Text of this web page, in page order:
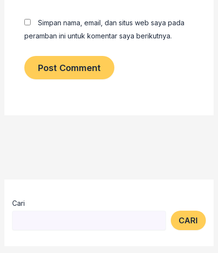
Simpan nama, email, dan situs web saya pada
peramban ini untuk komentar saya berikutnya.
Cari
CARI